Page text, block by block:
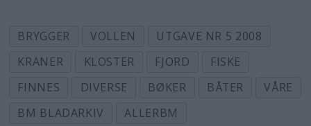
BRYGGER VOLLEN
UTGAVE NR 5 2008
KRANER
KLOSTER FJORD
FISKE
FINNES
DIVERSE BØKER BÅTER
VÅRE
BM BLADARKIV
ALLERBM